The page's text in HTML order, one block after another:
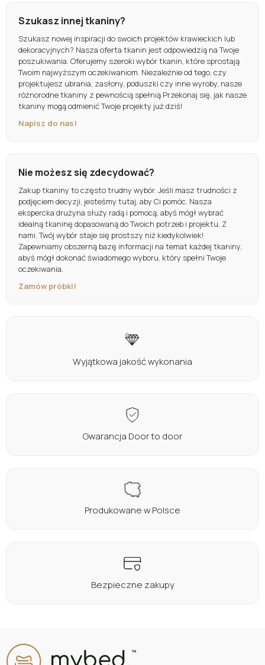
Szukasz innej tkaniny?
Szukasz nowej inspiracji do swoich projektów krawieckich lub
dekoracyjnych? Nasza oferta tkanin jest odpowiedzią na Twoje
poszukiwania. Oferujemy szeroki wybór tkanin, które sprostają
Twoim najwyższym oczekiwaniom. Niezależnie od tego, czy
projektujesz ubrania, zasłony, poduszki czy inne wyroby, nasze
różnorodne tkaniny z pewnością spełnią Przekonaj się, jak nasze
tkaniny mogą odmienić Twoje projekty już dziś!
Napisz do nas!
Nie możesz się zdecydować?
Zakup tkaniny to często trudny wybór. Jeśli masz trudności z
podjęciem decyzji, jesteśmy tutaj, aby Ci pomóc. Nasza
ekspercka drużyna służy radą i pomocą, abyś mógł wybrać
idealną tkaninę dopasowaną do Twoich potrzeb i projektu. Z
nami, Twój wybór staje się prostszy niż kiedykolwiek!
Zapewniamy obszerną bazę informacji na temat każdej tkaniny,
abyś mógł dokonać świadomego wyboru, który spełni Twoje
oczekiwania.
Zamów próbki!
Wyjątkowa jakość wykonania
Gwarancja Door to door
Produkowane w Polsce
Bezpieczne zakupy